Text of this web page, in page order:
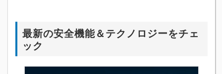
最新の安全機能＆テクノロジーをチェ
ック